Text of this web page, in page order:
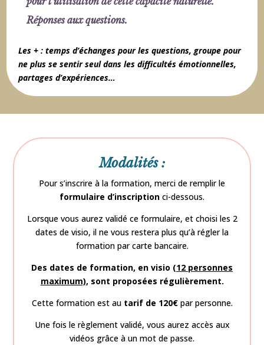
Réponses aux questions.
Les + : temps d’échanges pour les questions, groupe pour
ne plus se sentir seul dans les difficultés émotionnelles,
partages d’expériences…
Modalités :
Pour s’inscrire à la formation, merci de remplir le
formulaire d’inscription ci-dessous.
Lorsque vous aurez validé ce formulaire, et choisi les 2
dates de visio, il ne vous restera plus qu’à régler la
formation par carte bancaire.
Des dates de formation, en visio (12 personnes
maximum), sont proposées régulièrement.
Cette formation est au tarif de 120€par personne.
Une fois le règlement validé, vous aurez accès aux
vidéos grâce à un mot de passe.